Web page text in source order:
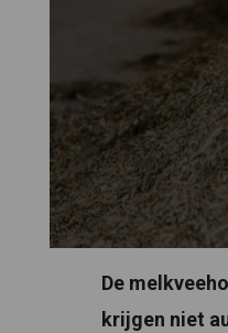
De
krijgen niet